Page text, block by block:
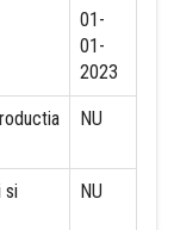
01-
01-
2023
NU
si
NU